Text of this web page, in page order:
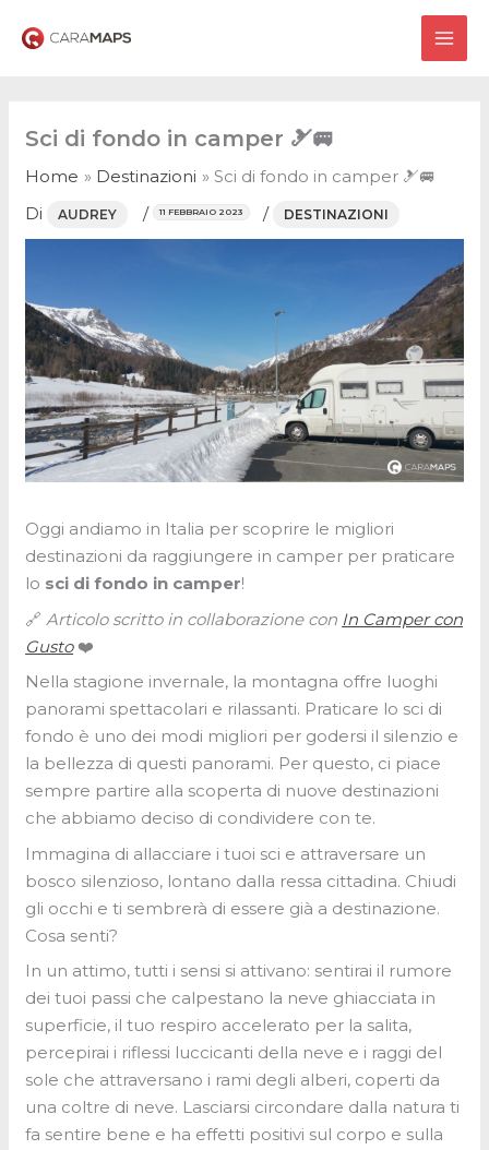
Sci di fondo in camper 🎿🚐
Home Destinazioni
Sci di fondo in camper 🎿🚐
Di
AUDREY / 11 FEBBRAIO 2023 / DESTINAZIONI
Oggi andiamo in Italia per scoprire le migliori
destinazioni da raggiungere in camper per praticare
lo sci di fondo in camper!
🔗 Articolo scritto in collaborazione con In Camper con
Gusto❤️
Nella stagione invernale, la montagna offre luoghi
panorami spettacolari e rilassanti. Praticare lo sci di
fondo è uno dei modi migliori per godersi il silenzio e
la bellezza di questi panorami. Per questo, ci piace
sempre partire alla scoperta di nuove destinazioni
che abbiamo deciso di condividere con te.
Immagina di allacciare i tuoi sci e attraversare un
bosco silenzioso, lontano dalla ressa cittadina. Chiudi
gli occhi e ti sembrerà di essere già a destinazione.
Cosa senti?
In un attimo, tutti i sensi si attivano: sentirai il rumore
dei tuoi passi che calpestano la neve ghiacciata in
superficie, il tuo respiro accelerato per la salita,
percepirai i riflessi luccicanti della neve e i raggi del
sole che attraversano i rami degli alberi, coperti da
una coltre di neve. Lasciarsi circondare dalla natura ti
fa sentire bene e ha effetti positivi sul corpo e sulla